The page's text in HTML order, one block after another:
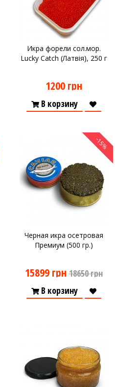
Икра форели сол.мор.
Lucky Catch (Латвія), 250 г
1200 грн
В корзину
-15%
Черная икра осетровая
Премиум (500 гр.)
15899 грн 18650 грн
В корзину